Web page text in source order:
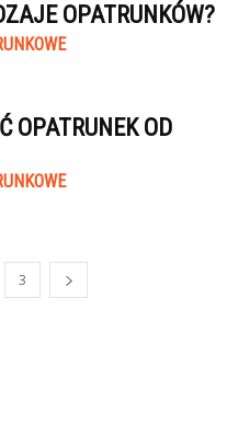
OPATRUNKÓW?
OPATRUNEK OD
3